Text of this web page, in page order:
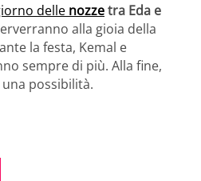
delle nozzetra Eda e
alla gioia della
la festa, Kemal e
sempre di più. Alla fine,
possibilità.